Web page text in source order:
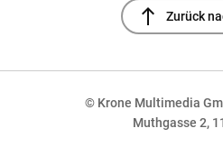
north Zurück
© Krone Multimedia
Muthgasse 2,